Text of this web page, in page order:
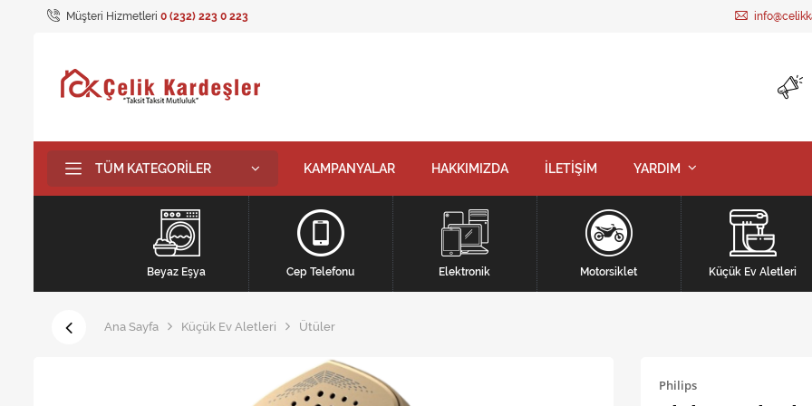
Müşteri Hizmetleri 0 (232) 223 0 223
TÜM KATEGORILER KAMPANYALAR HAKKIMIZDA İLETİŞİM YARDIM
Beyaz Eşya Cep Telefonu Elektronik Motorsiklet Küçük Ev Aletleri
Ana Sayfa Küçük Ev Aletleri Ütüler
Philips